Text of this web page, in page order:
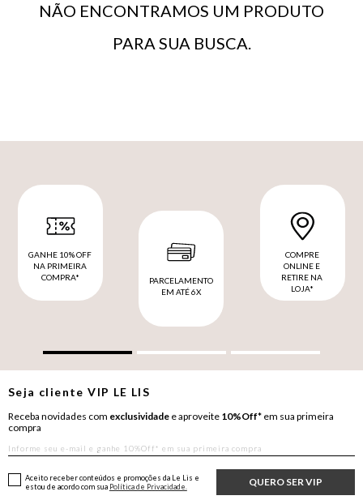
NÃO ENCONTRAMOS UM PRODUTO
PARA SUA BUSCA.
GANHE 10% OFF
NA PRIMEIRA
COMPRA*
PARCELAMENTO
EM ATÉ 6X
COMPRE
ONLINE E
RETIRE NA
LOJA*
Seja clienteVIP LE LIS
Receba novidades com exclusividade e aproveite 10%Off* em sua primeira
compra
QUERO SER VIP
Aceito receber conteúdos e promoções da Le Lis e
estou de acordo com sua Política de Privacidade.